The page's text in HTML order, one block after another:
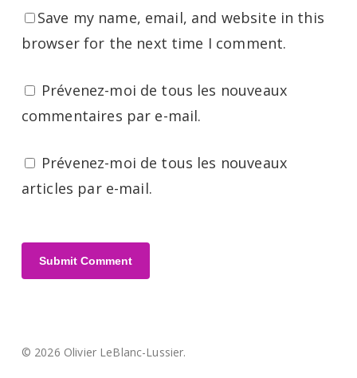
Save my name, email, and website in this
browser for the next time I comment.
Prévenez-moi de tous les nouveaux
commentaires par e-mail.
Prévenez-moi de tous les nouveaux
articles par e-mail.
© 2026 Olivier LeBlanc-Lussier.